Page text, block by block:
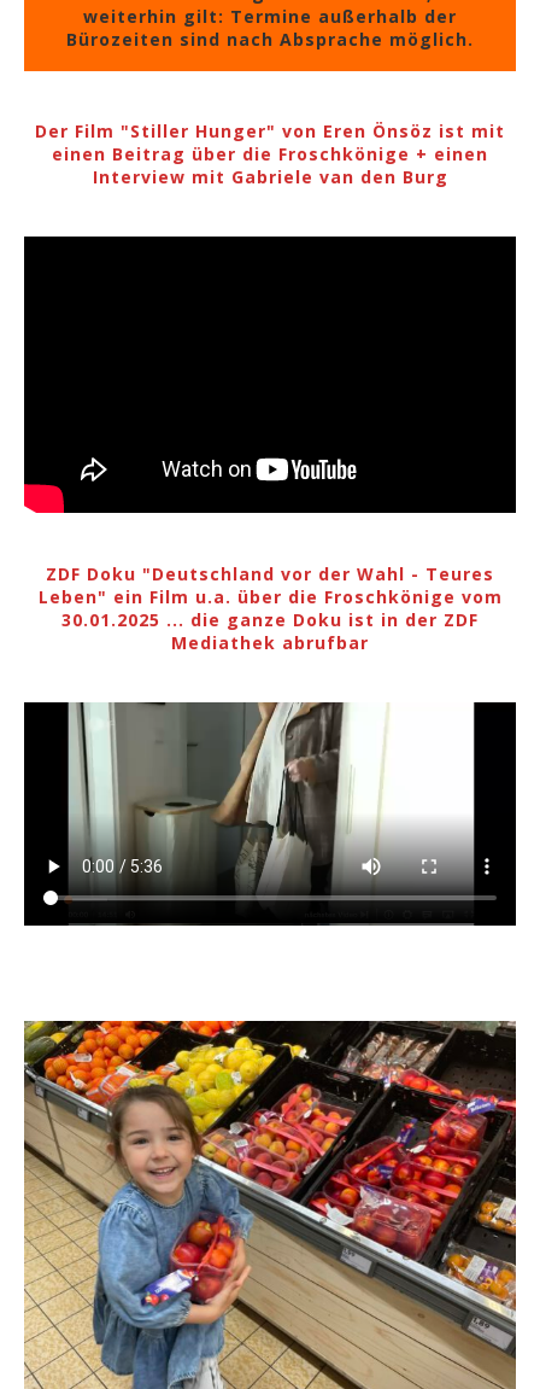
weiterhin gilt: Termine außerhalb der
Bürozeiten sind nach Absprache möglich.
Der Film "Stiller Hunger" von Eren Önsöz ist mit
einen Beitrag über die Froschkönige + einen
Interview mit Gabriele van den Burg
ZDF Doku "Deutschland vor der Wahl - Teures
Leben" ein Film u.a. über die Froschkönige vom
30.01.2025 ... die ganze Doku ist in der ZDF
Mediathek abrufbar